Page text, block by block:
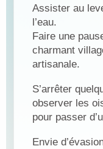
Assister au
l’eau.
Faire une
charmant
artisanale.
S’arrêter
observer les
pour passer
Envie